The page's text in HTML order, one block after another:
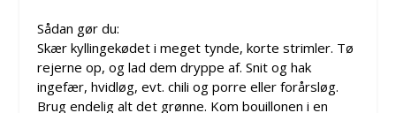
Sådan gør du:
Skær kyllingekødet i meget tynde, korte strimler. Tø
rejerne op, og lad dem dryppe af. Snit og hak
ingefær, hvidløg, evt. chili og porre eller forårsløg.
Brug endelig alt det grønne. Kom bouillonen i en